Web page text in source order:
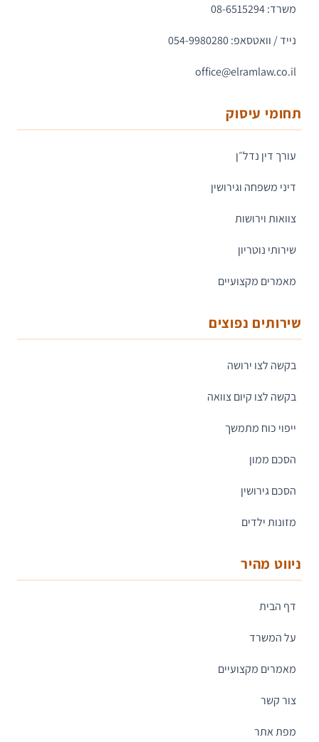
משרד: 08-6515294
נייד / וואטסאפ: 054-9980280
office@elramlaw.co.il
תחומי עיסוק
עורך דין נדל״ן
דיני משפחה וגירושין
צוואות וירושות
שירותי נוטריון
מאמרים מקצועיים
שירותים נפוצים
בקשה לצו ירושה
בקשה לצו קיום צוואה
ייפוי כוח מתמשך
הסכם ממון
הסכם גירושין
מזונות ילדים
ניווט מהיר
דף הבית
על המשרד
מאמרים מקצועיים
צור קשר
מפת אתר